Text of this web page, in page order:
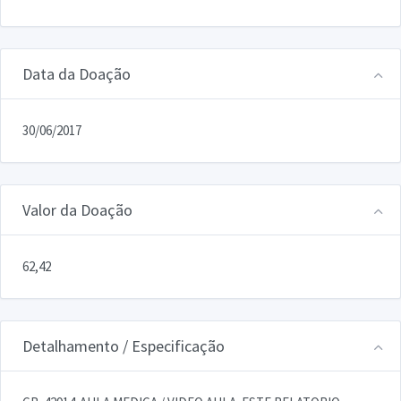
Data da Doação
30/06/2017
Valor da Doação
62,42
Detalhamento / Especificação